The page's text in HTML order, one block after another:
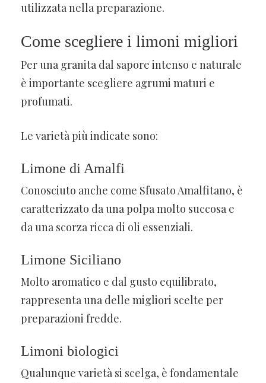
utilizzata nella preparazione.
Come scegliere i limoni migliori
Per una granita dal sapore intenso e naturale
è importante scegliere agrumi maturi e
profumati.
Le varietà più indicate sono:
Limone di Amalfi
Conosciuto anche come Sfusato Amalfitano, è
caratterizzato da una polpa molto succosa e
da una scorza ricca di oli essenziali.
Limone Siciliano
Molto aromatico e dal gusto equilibrato,
rappresenta una delle migliori scelte per
preparazioni fredde.
Limoni biologici
Qualunque varietà si scelga, è fondamentale